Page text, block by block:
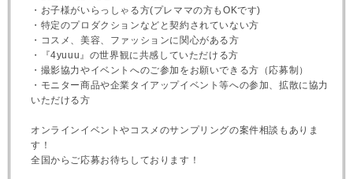
・お子様がいらっしゃる方(プレママの方もOKです)
・特定のプロダクションなどと契約されていない方
・コスメ、美容、ファッションに関心がある方
・『4yuuu』の世界観に共感していただける方
・撮影協力やイベントへのご参加をお願いできる方（応募制）
・モニター商品や企業タイアップイベント等への参加、拡散に協力
いただける方
オンラインイベントやコスメのサンプリングの案件相談もありま
す！
全国からご応募お待ちしております！